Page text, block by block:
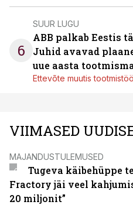
6
SUUR LUGU
ABB palkab Eestis
Juhid avavad
uue aasta
Ettevõte muutis
VIIMASED
MAJANDUSTULEMUSED
Tugeva käibehüppe
Fractory jäi veel
20 miljonit”